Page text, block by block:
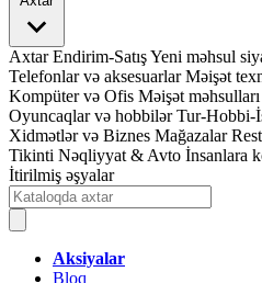
Axtar Endirim-SatışYeni məhsul
Telefonlar və aksesuarlar Məişət
Kompüter və Ofis Məişət məhsulları
Oyuncaqlar və hobbilər Tur-Hobbi-
Xidmətlər və Biznes Mağazalar
Tikinti Nəqliyyat & Avto İnsanlara
İtirilmiş əşyalar
Aksiyalar
Bloq